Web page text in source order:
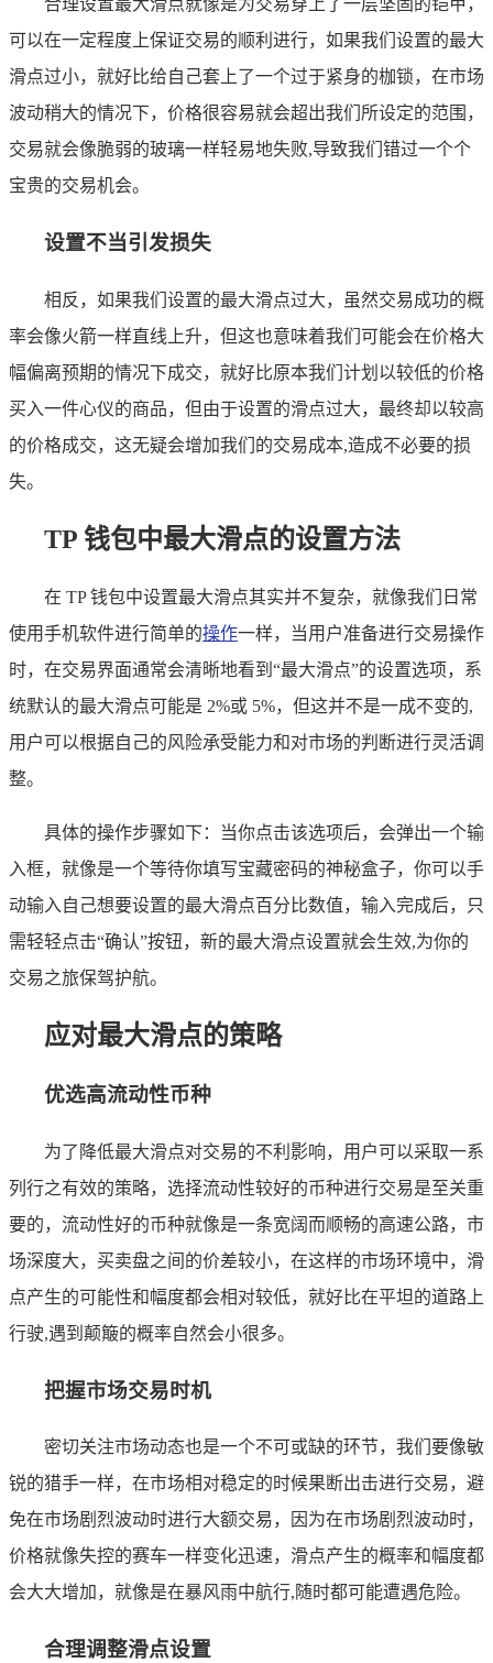
合理设置最大滑点就像是为交易穿上了一层坚固的铠甲，
可以在一定程度上保证交易的顺利进行，如果我们设置的最大
滑点过小，就好比给自己套上了一个过于紧身的枷锁，在市场
波动稍大的情况下，价格很容易就会超出我们所设定的范围，
交易就会像脆弱的玻璃一样轻易地失败,导致我们错过一个个
宝贵的交易机会。
设置不当引发损失
相反，如果我们设置的最大滑点过大，虽然交易成功的概
率会像火箭一样直线上升，但这也意味着我们可能会在价格大
幅偏离预期的情况下成交，就好比原本我们计划以较低的价格
买入一件心仪的商品，但由于设置的滑点过大，最终却以较高
的价格成交，这无疑会增加我们的交易成本,造成不必要的损
失。
TP 钱包中最大滑点的设置方法
在 TP 钱包中设置最大滑点其实并不复杂，就像我们日常
使用手机软件进行简单的操作一样，当用户准备进行交易操作
时，在交易界面通常会清晰地看到“最大滑点”的设置选项，系
统默认的最大滑点可能是 2%或 5%，但这并不是一成不变的,
用户可以根据自己的风险承受能力和对市场的判断进行灵活调
整。
具体的操作步骤如下：当你点击该选项后，会弹出一个输
入框，就像是一个等待你填写宝藏密码的神秘盒子，你可以手
动输入自己想要设置的最大滑点百分比数值，输入完成后，只
需轻轻点击“确认”按钮，新的最大滑点设置就会生效,为你的
交易之旅保驾护航。
应对最大滑点的策略
优选高流动性币种
为了降低最大滑点对交易的不利影响，用户可以采取一系
列行之有效的策略，选择流动性较好的币种进行交易是至关重
要的，流动性好的币种就像是一条宽阔而顺畅的高速公路，市
场深度大，买卖盘之间的价差较小，在这样的市场环境中，滑
点产生的可能性和幅度都会相对较低，就好比在平坦的道路上
行驶,遇到颠簸的概率自然会小很多。
把握市场交易时机
密切关注市场动态也是一个不可或缺的环节，我们要像敏
锐的猎手一样，在市场相对稳定的时候果断出击进行交易，避
免在市场剧烈波动时进行大额交易，因为在市场剧烈波动时，
价格就像失控的赛车一样变化迅速，滑点产生的概率和幅度都
会大大增加，就像是在暴风雨中航行,随时都可能遭遇危险。
合理调整滑点设置